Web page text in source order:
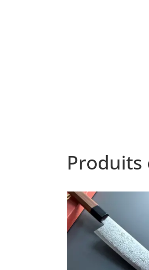
Produits